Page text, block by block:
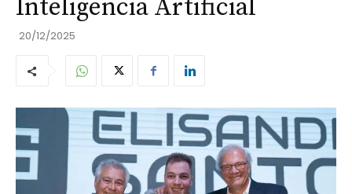
Inteligencia Artificial
20/12/2025